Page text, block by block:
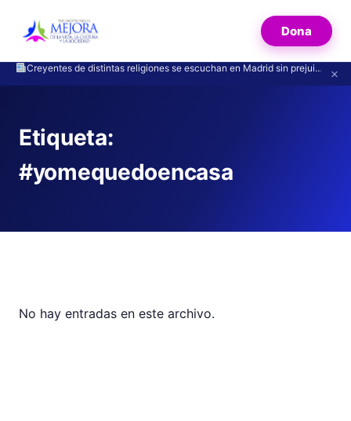
Dona
Creyentes de distintas religiones se escuchan en Madrid sin prejuicios ×
Etiqueta:
#yomequedoencasa
No hay entradas en este archivo.